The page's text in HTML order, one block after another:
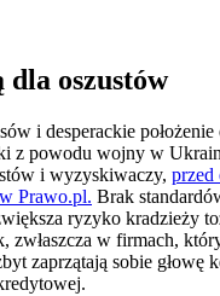
dla oszustów
i desperackie położenie
z powodu wojny w
i wyzyskiwaczy, przed
Prawo.pl. Brak
ryzyko kradzieży
zwłaszcza w firmach,
zaprzątają sobie głowę